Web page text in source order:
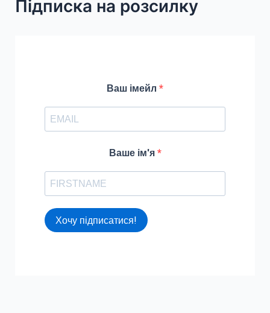
cПідписка на розсилку
Ваш імейл
Ваше ім'я
Хочу підписатися!